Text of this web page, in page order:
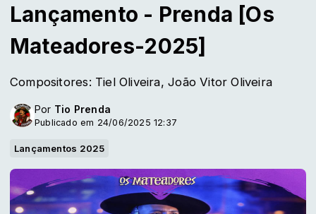
Lançamento - Prenda [Os
Mateadores-2025]
Compositores: Tiel Oliveira, João Vitor Oliveira
Por Tio Prenda
Publicado em 24/06/2025 12:37
Lançamentos 2025